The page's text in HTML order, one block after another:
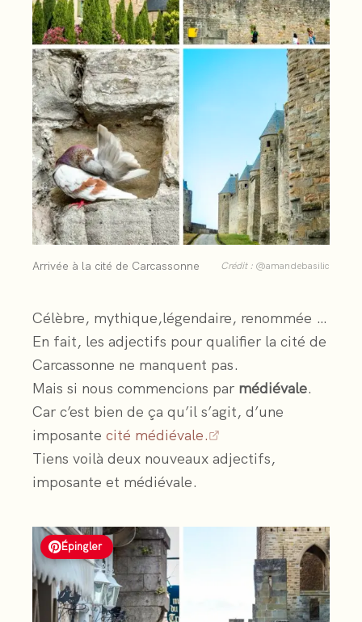
Arrivée à la cité de Carcassonne Crédit : @amandebasilic
Célèbre, mythique,légendaire, renommée …
En fait, les adjectifs pour qualifier la cité de
Carcassonne ne manquent pas.
Mais si nous commencions par médiévale.
Car c’est bien de ça qu’il s’agit, d’une
imposante cité médiévale.
Tiens voilà deux nouveaux adjectifs,
imposante et médiévale.
Épingler